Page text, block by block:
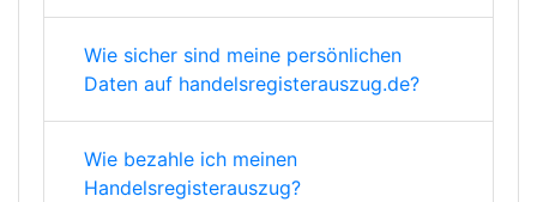
Wie sicher sind meine persönlichen
Daten auf handelsregisterauszug.de?
Wie bezahle ich meinen
Handelsregisterauszug?